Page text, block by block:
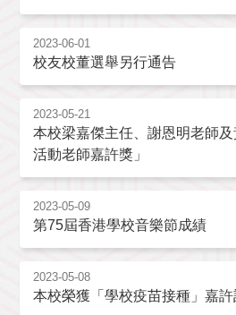
2023-06-01
校友校董選舉另行通告
2023-05-21
本校梁嘉傑主任、謝恩明老師
活動老師嘉許獎」
2023-05-09
第75屆香港學校音樂節成績
2023-05-08
本校榮獲「學校疫苗接種」嘉